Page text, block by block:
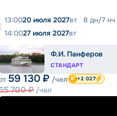
13:0020 июля 2027вт 8 дн/7 нч
14:0027 июля 2027вт
Ф.И. Панферов
СТАНДАРТ
59 130 ₽ /чел
700₽ /чел
+2 027